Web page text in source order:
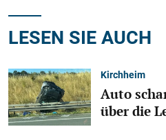
LESEN SIE AUCH
Kirchheim
Auto
über die